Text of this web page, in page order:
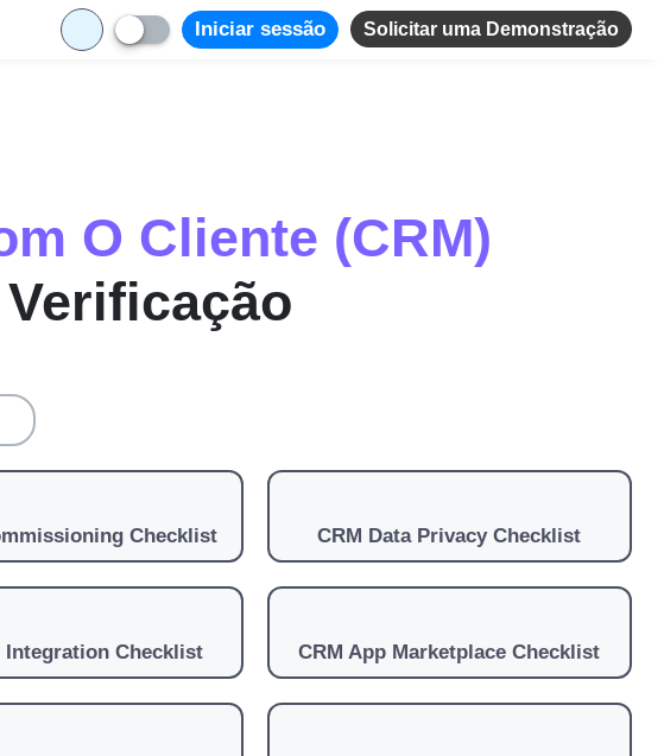
Iniciar sessão Solicitar uma Demonstração
O Cliente (CRM)
Checklist CRM Data Privacy Checklist
Integration Checklist CRM App Marketplace Checklist